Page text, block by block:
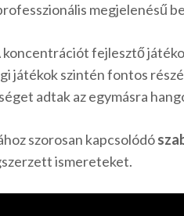
megjelenésű
koncentrációt fejlesztő
játékok szintén fontos
adtak az egymásra
szorosan kapcsolódó
ismereteket.